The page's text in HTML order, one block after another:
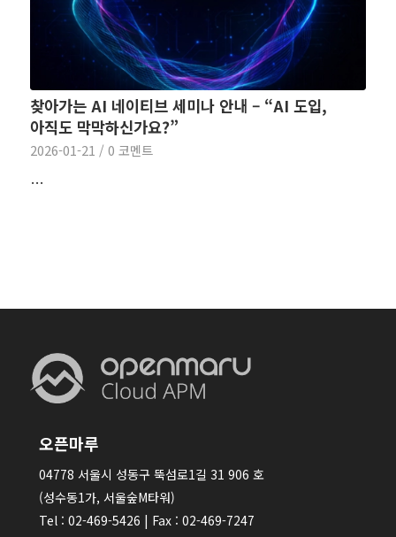
찾아가는 AI 네이티브 세미나 안내 – “AI 도입,
아직도 막막하신가요?”
2026-01-21 / 0 코멘트
…
오픈마루
04778 서울시 성동구 뚝섬로1길 31 906 호
(성수동1가, 서울숲M타워)
Tel : 02-469-5426 | Fax : 02-469-7247